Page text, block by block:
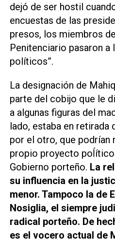
dejó de ser hostil
encuestas de las
presos, los miembros
Penitenciario pasaron a
políticos”.
La designación de
parte del cobijo que le
a algunas figuras del
lado, estaba en retirada
por el otro, que podrían
propio proyecto
Gobierno porteño. La
su influencia en la
menor. Tampoco la de
Nosiglia, el siempre
radical porteño. De
es el vocero actual de